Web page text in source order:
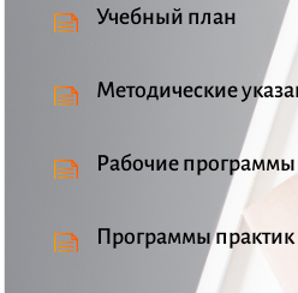
Учебный план
Методические
Рабочие программы
Программы практик